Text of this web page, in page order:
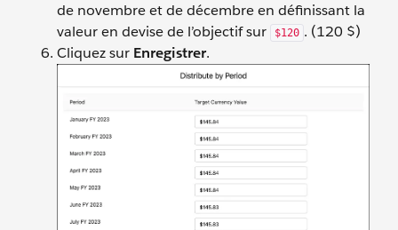
de novembre et de décembre en définissant la
valeur en devise de l’objectif sur
$120 . (120 $)
Cliquez sur Enregistrer.